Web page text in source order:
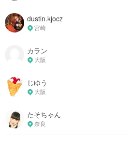
dustin.kjocz
宮崎
カラン
大阪
じゆう
大阪
たそちゃん
奈良